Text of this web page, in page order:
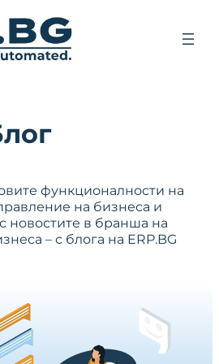
функционалности на
на бизнеса и
новостите в бранша на
– с блога на ERP.BG